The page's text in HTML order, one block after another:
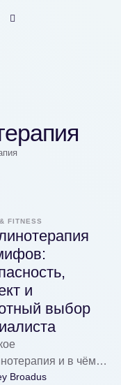
FITNESS
и
выбор
и в чём
Broadus